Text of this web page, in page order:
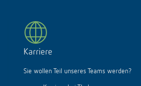
Karriere
Sie wollen Teil unseres Teams werden?